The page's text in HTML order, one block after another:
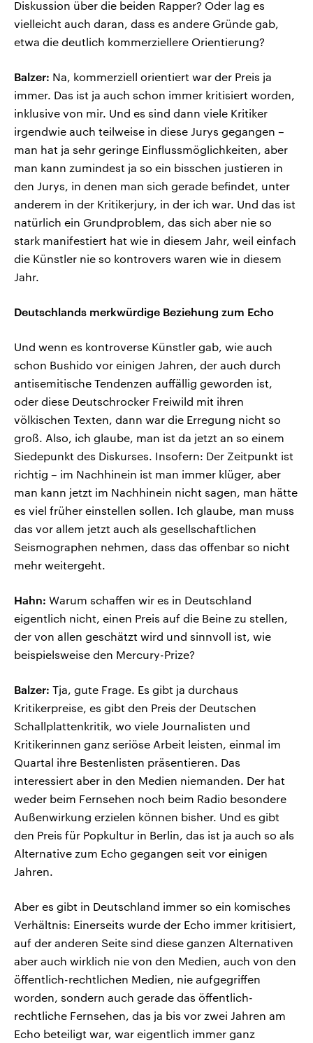
Diskussion über die beiden Rapper? Oder lag es
vielleicht auch daran, dass es andere Gründe gab,
etwa die deutlich kommerziellere Orientierung?
Balzer: Na, kommerziell orientiert war der Preis ja
immer. Das ist ja auch schon immer kritisiert worden,
inklusive von mir. Und es sind dann viele Kritiker
irgendwie auch teilweise in diese Jurys gegangen –
man hat ja sehr geringe Einflussmöglichkeiten, aber
man kann zumindest ja so ein bisschen justieren in
den Jurys, in denen man sich gerade befindet, unter
anderem in der Kritikerjury, in der ich war. Und das ist
natürlich ein Grundproblem, das sich aber nie so
stark manifestiert hat wie in diesem Jahr, weil einfach
die Künstler nie so kontrovers waren wie in diesem
Jahr.
Deutschlands merkwürdige Beziehung zum Echo
Und wenn es kontroverse Künstler gab, wie auch
schon Bushido vor einigen Jahren, der auch durch
antisemitische Tendenzen auffällig geworden ist,
oder diese Deutschrocker Freiwild mit ihren
völkischen Texten, dann war die Erregung nicht so
groß. Also, ich glaube, man ist da jetzt an so einem
Siedepunkt des Diskurses. Insofern: Der Zeitpunkt ist
richtig – im Nachhinein ist man immer klüger, aber
man kann jetzt im Nachhinein nicht sagen, man hätte
es viel früher einstellen sollen. Ich glaube, man muss
das vor allem jetzt auch als gesellschaftlichen
Seismographen nehmen, dass das offenbar so nicht
mehr weitergeht.
Hahn: Warum schaffen wir es in Deutschland
eigentlich nicht, einen Preis auf die Beine zu stellen,
der von allen geschätzt wird und sinnvoll ist, wie
beispielsweise den Mercury-Prize?
Balzer: Tja, gute Frage. Es gibt ja durchaus
Kritikerpreise, es gibt den Preis der Deutschen
Schallplattenkritik, wo viele Journalisten und
Kritikerinnen ganz seriöse Arbeit leisten, einmal im
Quartal ihre Bestenlisten präsentieren. Das
interessiert aber in den Medien niemanden. Der hat
weder beim Fernsehen noch beim Radio besondere
Außenwirkung erzielen können bisher. Und es gibt
den Preis für Popkultur in Berlin, das ist ja auch so als
Alternative zum Echo gegangen seit vor einigen
Jahren.
Aber es gibt in Deutschland immer so ein komisches
Verhältnis: Einerseits wurde der Echo immer kritisiert,
auf der anderen Seite sind diese ganzen Alternativen
aber auch wirklich nie von den Medien, auch von den
öffentlich-rechtlichen Medien, nie aufgegriffen
worden, sondern auch gerade das öffentlich-
rechtliche Fernsehen, das ja bis vor zwei Jahren am
Echo beteiligt war, war eigentlich immer ganz